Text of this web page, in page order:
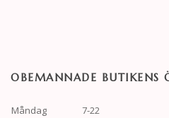
OBEMANNADE BUTIKENS
Måndag
7-22